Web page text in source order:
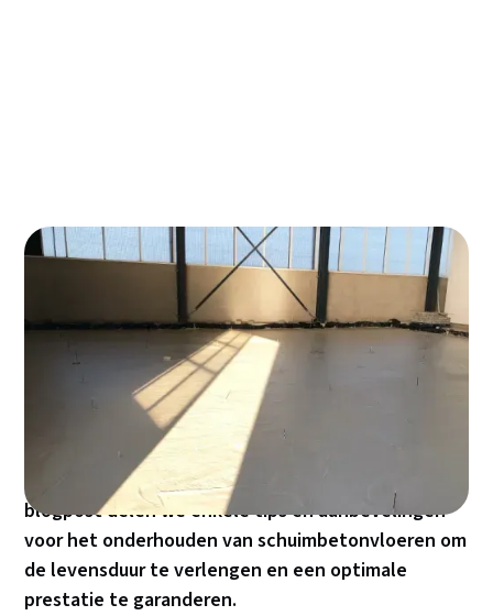
Schuimbetonvloeren zijn een duurzame en
energiezuinige oplossing voor vloerisolatie. De
vloeren gaan ook zonder onderhoud erg lang mee,
maar om ervoor te zorgen dat je geïsoleerde vloer
in goede staat blijft, is het tóch belangrijk om
aandacht te besteden aan het onderhoud en de
verzorging van je schuimbetonvloer. In deze
blogpost delen we enkele tips en aanbevelingen
voor het onderhouden van schuimbetonvloeren om
de levensduur te verlengen en een optimale
prestatie te garanderen.